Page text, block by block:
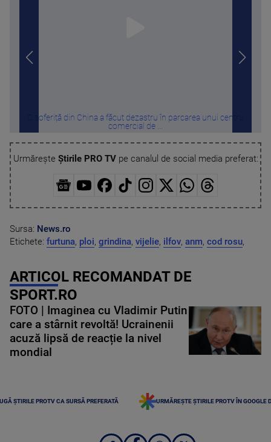
O șoferiță din China a făcut dezastru în parcarea unui centru
comercial de ...
Urmărește Știrile PRO TVpe canalul de social media preferat:
Sursa: News.ro
Etichete: furtuna, ploi, grindina, vijelie, ilfov, anm, cod rosu,
ARTICOL RECOMANDAT DE
SPORT.RO
FOTO | Imaginea cu Vladimir Putin
care a stârnit revoltă! Ucrainenii
acuză lipsă de reacție la nivel
mondial
ȘTIRILE PROTV CA SURSĂ PREFERATĂ URMĂREȘTE ȘTIRILE PROTV ÎN GOOGLE